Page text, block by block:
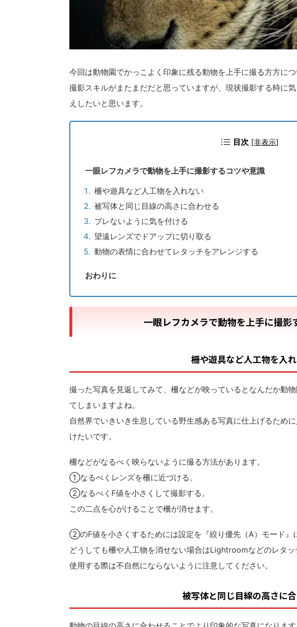
今回は動物園でかっこよく印象に残る動物を上手に撮る方方に
撮影スキルがまたまだだと思っていますが、現状撮影する時に
えしたいと思います。
目次 [非表示]
一眼レフカメラで動物を上手に撮影するコツや意識
柵や遊具など人工物を入れない
被写体と同じ目線の高さに合わせる
ブレないように気を付ける
望遠レンズでドアップに切り取る
動物の表情に合わせてレタッチをアレンジする
おわりに
一眼レフカメラで動物を上手に撮影
柵や遊具など人工物を入
撮った写真を見返してみて、柵などが映っているとなんだか動
てしまいますよね。
自然界でいきいき生息している野生感ある写真に仕上げるため
けたいです。
柵などがなるべく映らないように撮る方法があります。
①なるべくレンズを柵に近づける。
②なるべくF値を小さくして撮影する。
この二点を心がけることで柵が消せます。
②のF値を小さくするためには設定を『絞り優先（A）モード』
どうしても柵や人工物を消せない場合はLightroomなどのレタッ
使用する際は不自然にならないように注意してください。
被写体と同じ目線の高さに